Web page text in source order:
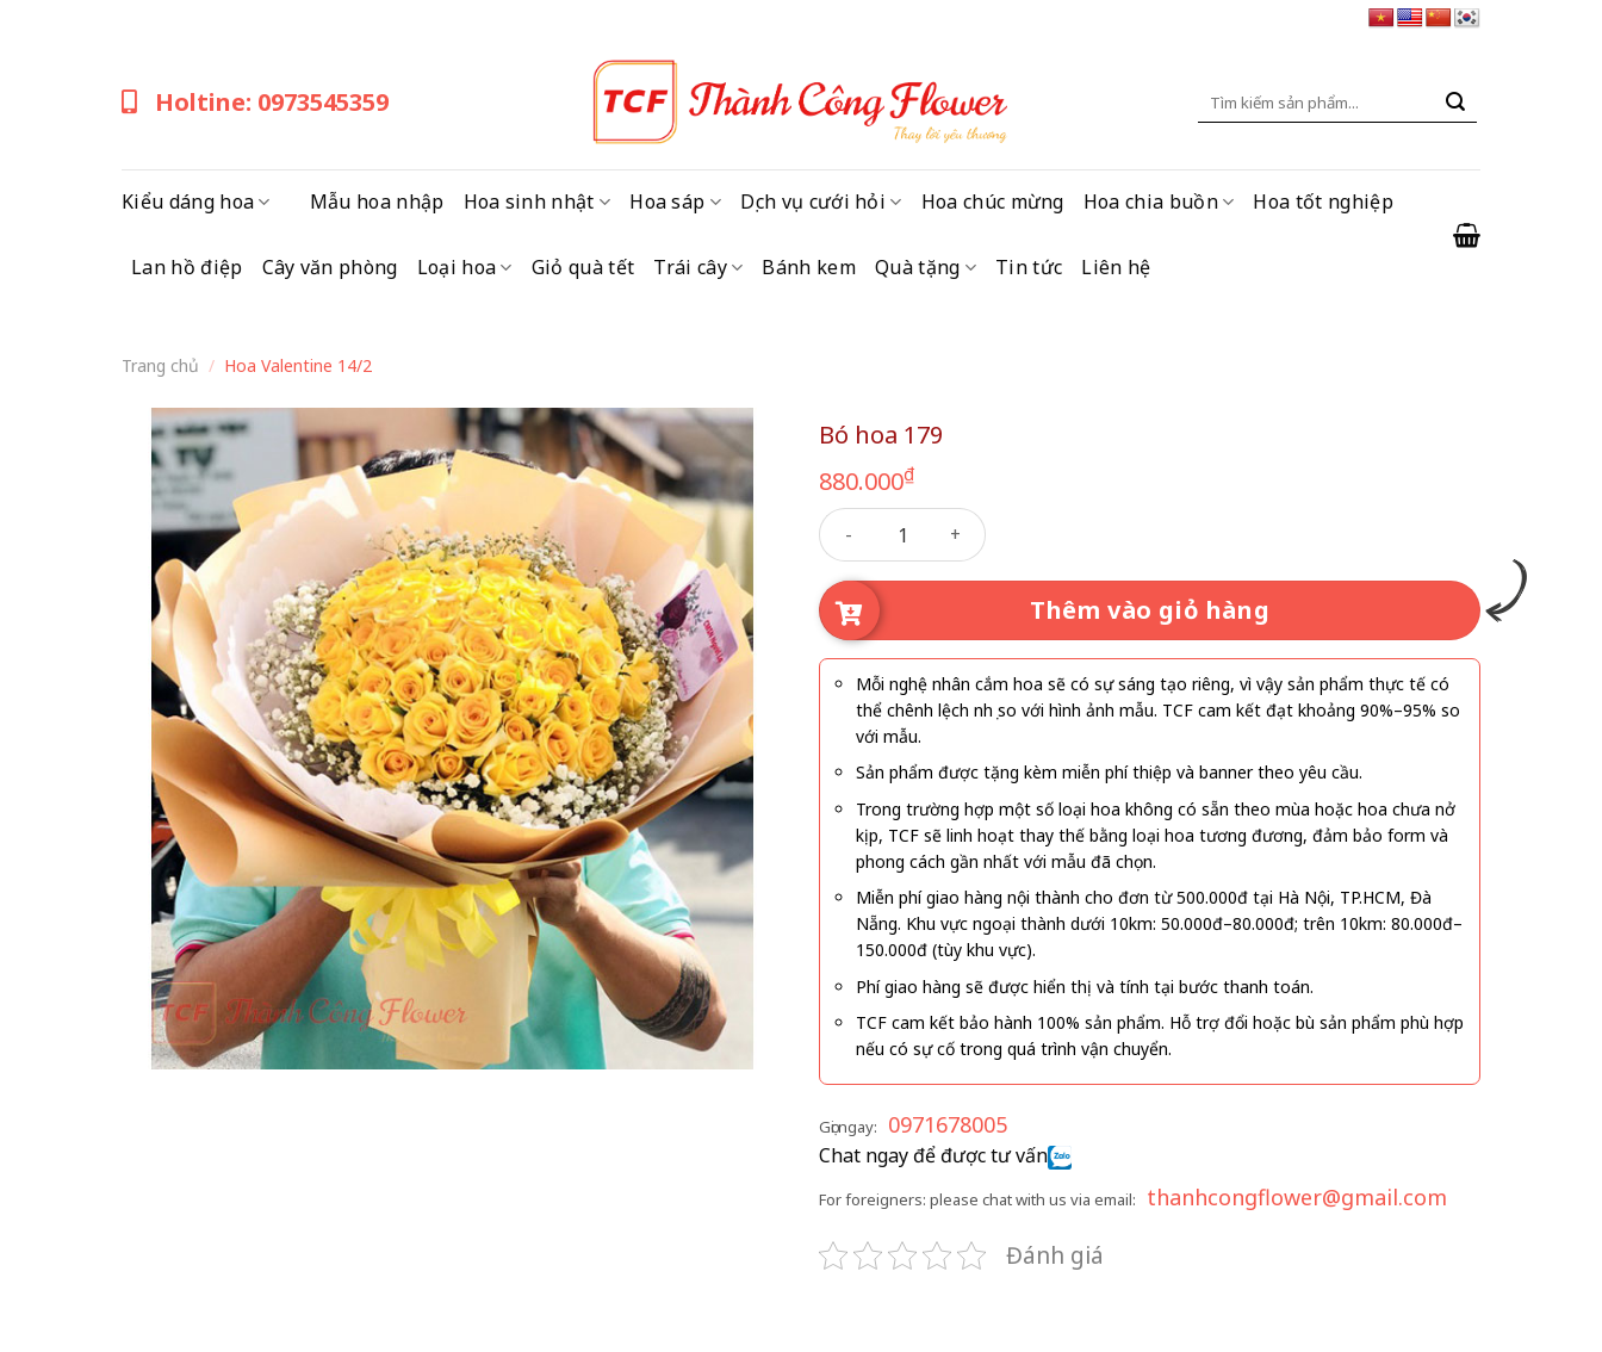
Holtine: 0973545359
Tìm
Kiểu dáng hoa Mẫu hoa nhập Hoa sinh nhật Hoa sáp Dịch vụ cưới hỏi Hoa chúc mừng Hoa chia buồn Hoa tốt nghiệp
Lan hồ điệp Cây văn phòng Loại hoa Giỏ quà tết Trái cây Bánh kem Quà tặng Tin tức Liên hệ
Trang chủ / Hoa Valentine 14/2
Bó hoa 179
880.000₫
Bó hoa 179 số lượng
Thêm vào giỏ hàng
Mỗi nghệ nhân cắm hoa sẽ có sự sáng tạo riêng, vì vậy sản phẩm thực tế có
thể chênh lệch nhẹ so với hình ảnh mẫu. TCF cam kết đạt khoảng 90%–95% so
với mẫu.
Sản phẩm được tặng kèm miễn phí thiệp và banner theo yêu cầu.
Trong trường hợp một số loại hoa không có sẵn theo mùa hoặc hoa chưa nở
kịp, TCF sẽ linh hoạt thay thế bằng loại hoa tương đương, đảm bảo form và
phong cách gần nhất với mẫu đã chọn.
Miễn phí giao hàng nội thành cho đơn từ 500.000đ tại Hà Nội, TP.HCM, Đà
Nẵng. Khu vực ngoại thành dưới 10km: 50.000đ–80.000đ; trên 10km: 80.000đ–
150.000đ (tùy khu vực).
Phí giao hàng sẽ được hiển thị và tính tại bước thanh toán.
TCF cam kết bảo hành 100% sản phẩm. Hỗ trợ đổi hoặc bù sản phẩm phù hợp
nếu có sự cố trong quá trình vận chuyển.
Gọi ngay: 0971678005
Chat ngay để được tư vấn
For foreigners: please chat with us via email: thanhcongflower@gmail.com
Đánh giá